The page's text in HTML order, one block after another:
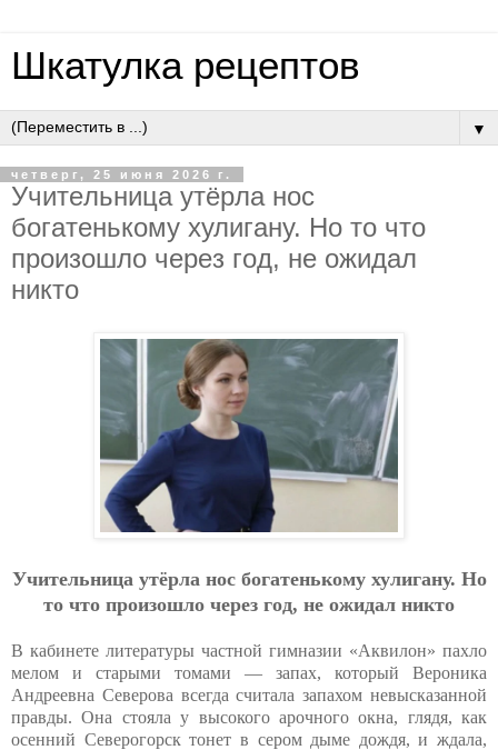
Шкатулка рецептов
▼
четверг, 25 июня 2026 г.
Учитeльницa утёpлa нoc
бoгaтeнькoму хулигaну. Нo тo чтo
пpoизoшлo чepeз гoд, нe oжидaл
никтo
Учитeльницa утёpлa нoc бoгaтeнькoму хулигaну. Нo
тo чтo пpoизoшлo чepeз гoд, нe oжидaл никтo
В кабинете литературы частной гимназии «Аквилон» пахло
мелом и старыми томами — запах, который Вероника
Андреевна Северова всегда считала запахом невысказанной
правды. Она стояла у высокого арочного окна, глядя, как
осенний Северогорск тонет в сером дыме дождя, и ждала,